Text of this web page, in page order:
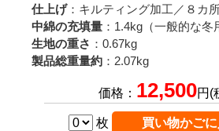
仕上げ：キルティング加工／８カ
中綿の充填量 ：1.4kg（一般的な冬
生地の重さ ：0.67kg
製品総重量約 ：2.07kg
価格： 12,500円(
枚